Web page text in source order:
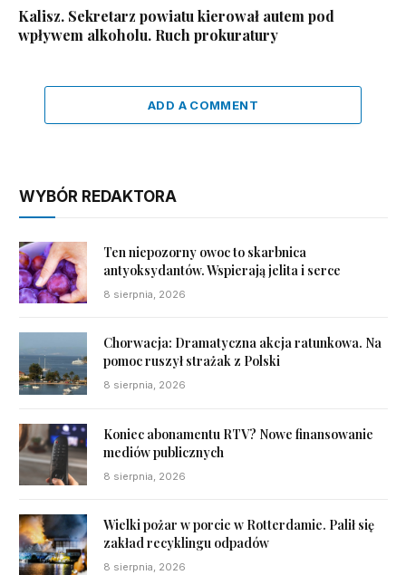
Kalisz. Sekretarz powiatu kierował autem pod
wpływem alkoholu. Ruch prokuratury
ADD A COMMENT
WYBÓR REDAKTORA
Ten niepozorny owoc to skarbnica
antyoksydantów. Wspierają jelita i serce
8 sierpnia, 2026
Chorwacja: Dramatyczna akcja ratunkowa. Na
pomoc ruszył strażak z Polski
8 sierpnia, 2026
Koniec abonamentu RTV? Nowe finansowanie
mediów publicznych
8 sierpnia, 2026
Wielki pożar w porcie w Rotterdamie. Palił się
zakład recyklingu odpadów
8 sierpnia, 2026